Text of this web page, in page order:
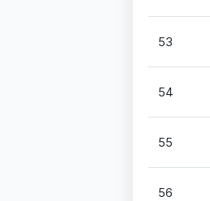
53
54
55
56